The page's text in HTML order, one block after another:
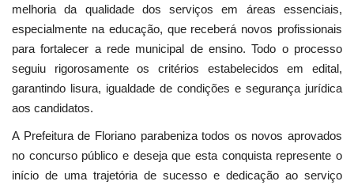
melhoria da qualidade dos serviços em áreas essenciais,
especialmente na educação, que receberá novos profissionais
para fortalecer a rede municipal de ensino. Todo o processo
seguiu rigorosamente os critérios estabelecidos em edital,
garantindo lisura, igualdade de condições e segurança jurídica
aos candidatos.
A Prefeitura de Floriano parabeniza todos os novos aprovados
no concurso público e deseja que esta conquista represente o
início de uma trajetória de sucesso e dedicação ao serviço